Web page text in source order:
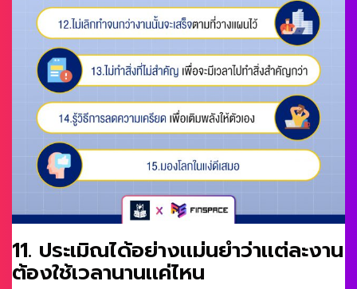
11. ประเมิณได้อย่างเเม่นยำว่าเเต่ละงาน
ต้องใช้เวลานานเเค่ไหน